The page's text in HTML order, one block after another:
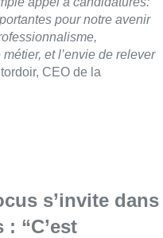
pour notre avenir
et l’envie de relever
CEO de la
s’invite dans
“C’est